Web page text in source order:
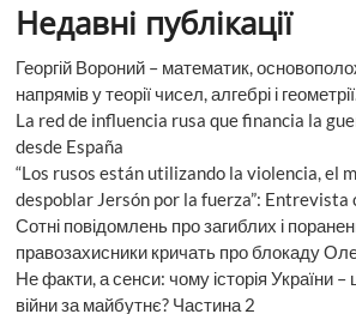
Недавні публікації
Георгій Вороний – математик,
напрямів у теорії чисел, алгебрі і
La red de influencia rusa que financia la
desde España
“Los rusos están utilizando la violencia, el
despoblar Jersón por la fuerza”:
Сотні повідомлень про загиблих і
правозахисники кричать про блокаду
Не факти, а сенси: чому історія України –
війни за майбутнє? Частина 2